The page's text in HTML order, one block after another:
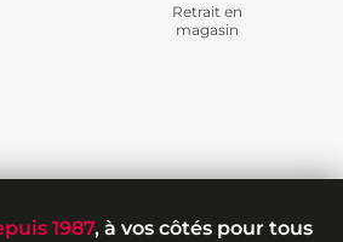
Retrait en
magasin
1987, à vos côtés pour tous